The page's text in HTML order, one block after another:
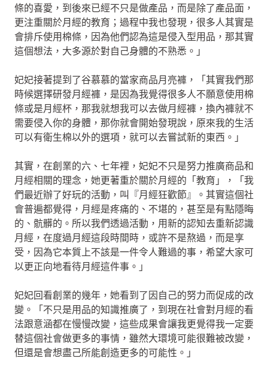
條的喜愛，到後來已經不只是做產品，而是除了產品面，
更注重關於月經的教育；過程中我也發現，很多人其實是
會排斥使用棉條，因為他們認為這是侵入型用品，那其實
這個想法，大多源於對自己身體的不熟悉。」
妃妃接著提到了谷慕慕的當家商品月亮褲，「其實我們那
時候選擇研發月經褲，是因為我覺得很多人不願意使用棉
條或是月經杯，那我就想我可以去做月經褲，換內褲就不
需要侵入你的身體，那你就會開始發現說，原來我的生活
可以有衛生棉以外的選項，就可以去嘗試新的東西。」
其實，在創業的六、七年裡，妃妃不只是努力推廣商品和
月經相關的理念，她更著重於關於月經的「教育」，「我
們最近辦了好玩的活動，叫『月經狂歡節』。其實這個社
會普遍都覺得，月經是疼痛的、不堪的，甚至是有點隱晦
的、骯髒的。所以我們透過活動，用新的認知去重新認識
月經，在度過月經這段時間時，或許不是熬過，而是享
受，因為它本質上不該是一件令人難過的事，希望大家可
以更正向地看待月經這件事。」
妃妃回看創業的幾年，她看到了因自己的努力而促成的改
變。「不只是用品的知識推廣了，到現在社會對月經的看
法跟意涵都在慢慢改變，這些成果會讓我更覺得我一定要
替這個社會做更多的事情，雖然大環境可能很難被改變，
但還是會想盡己所能創造更多的可能性。」